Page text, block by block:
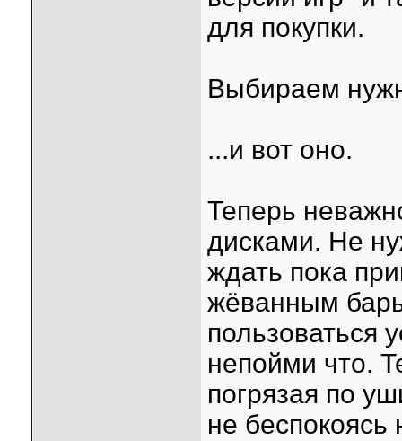
для покупки.
Выбираем
...и вот оно.
Теперь
дисками. Не
ждать пока
жёванным
пользоваться
непойми что.
погрязая по
не беспокоясь